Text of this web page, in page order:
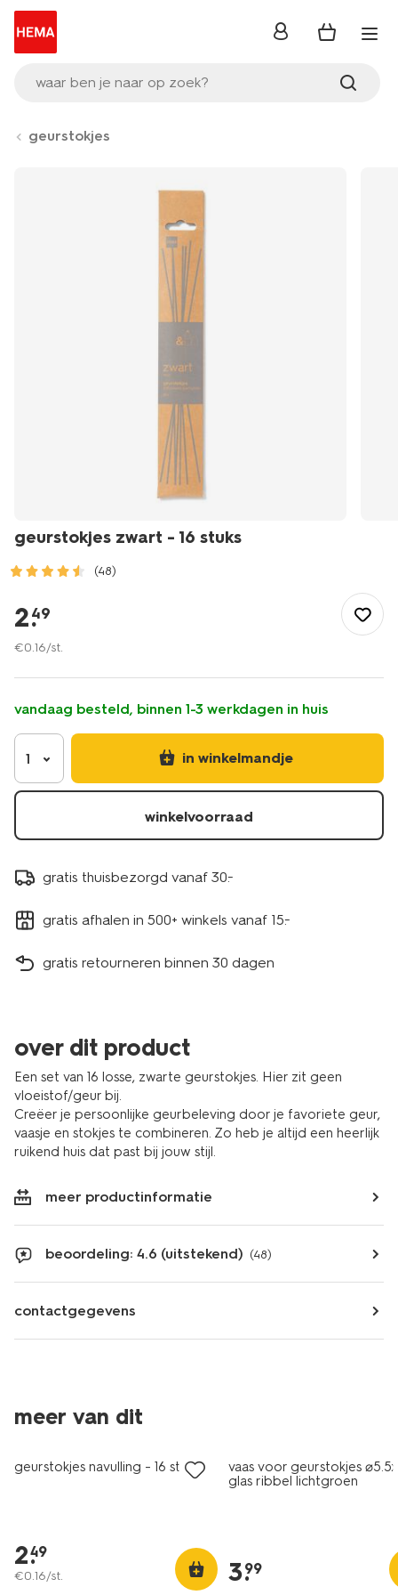
waar ben je naar op zoek?
inloggen
geurstokjes
geurstokjes zwart - 16 stuks
(48)
slapen/wonen/geurstokjes/geurstokjes-
zwart-
-
stuks-
2.
49
€0.16/st.
vandaag besteld, binnen 1-3 werkdagen in huis
1 in winkelmandje
winkelvoorraad
gratis thuisbezorgd vanaf 30.-
gratis afhalen in 500+ winkels vanaf 15.-
gratis retourneren binnen 30 dagen
over dit product
Een set van 16 losse, zwarte geurstokjes. Hier zit geen
vloeistof/geur bij.
Creëer je persoonlijke geurbeleving door je favoriete geur,
vaasje en stokjes te combineren. Zo heb je altijd een heerlijk
ruikend huis dat past bij jouw stijl.
meer productinformatie
beoordeling: 4.6 (uitstekend) (48)
contactgegevens
meer van dit
geurstokjes navulling - 16 stuks
2.
49
€0.16/st.
vaas voor geurstokjes
glas ribbel lichtgroen
3.
99